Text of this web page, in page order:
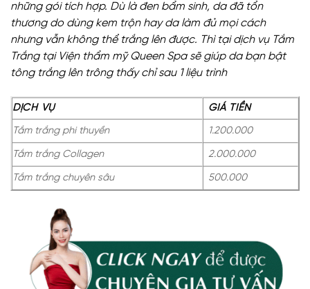
những gói tích hợp. Dù là đen bẩm sinh, da đã tổn
thương do dùng kem trộn hay da làm đủ mọi cách
nhưng vẫn không thể trắng lên được. Thì tại dịch vụ Tắm
Trắng tại Viện thẩm mỹ Queen Spa sẽ giúp da bạn bật
tông trắng lên trông thấy chỉ sau 1 liệu trình
DỊCH VỤ GIÁ TIỀN
Tắm trắng phi thuyền 1.200.000
Tắm trắng Collagen 2.000.000
Tắm trắng chuyên sâu 500.000